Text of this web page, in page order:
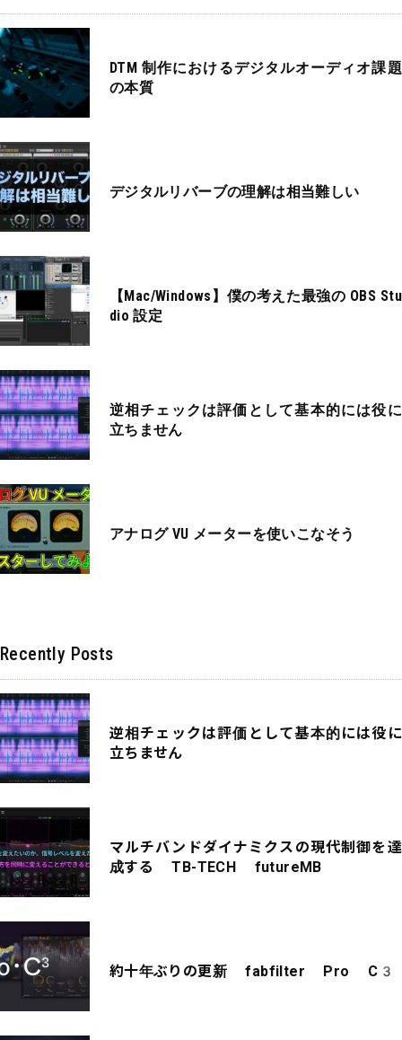
DTM 制作におけるデジタルオーディオ課題
の本質
デジタルリバーブの理解は相当難しい
【Mac/Windows】僕の考えた最強の OBS Stu
dio 設定
逆相チェックは評価として基本的には役に
立ちません
アナログ VU メーターを使いこなそう
Recently Posts
逆相チェックは評価として基本的には役に
立ちません
マルチバンドダイナミクスの現代制御を達
成する TB-TECH futureMB
約十年ぶりの更新 fabfilter Pro C3